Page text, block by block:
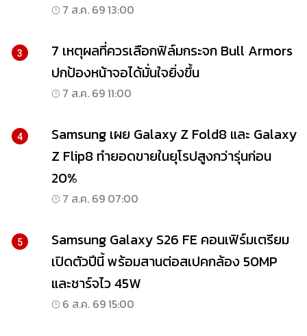
7 ส.ค. 69 13:00
3
7 เหตุผลที่ควรเลือกฟิล์มกระจก Bull Armors
ปกป้องหน้าจอได้มั่นใจยิ่งขึ้น
7 ส.ค. 69 11:00
4
Samsung เผย Galaxy Z Fold8 และ Galaxy
Z Flip8 ทำยอดขายในยุโรปสูงกว่ารุ่นก่อน
20%
7 ส.ค. 69 07:00
5
Samsung Galaxy S26 FE คอนเฟิร์มเตรียม
เปิดตัวปีนี้ พร้อมสานต่อสเปคกล้อง 50MP
และชาร์จไว 45W
6 ส.ค. 69 15:00